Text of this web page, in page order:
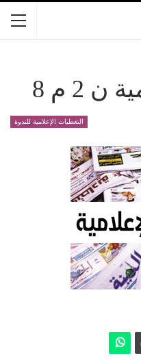
2 م 8
التغطيات الإعلامية للندوة